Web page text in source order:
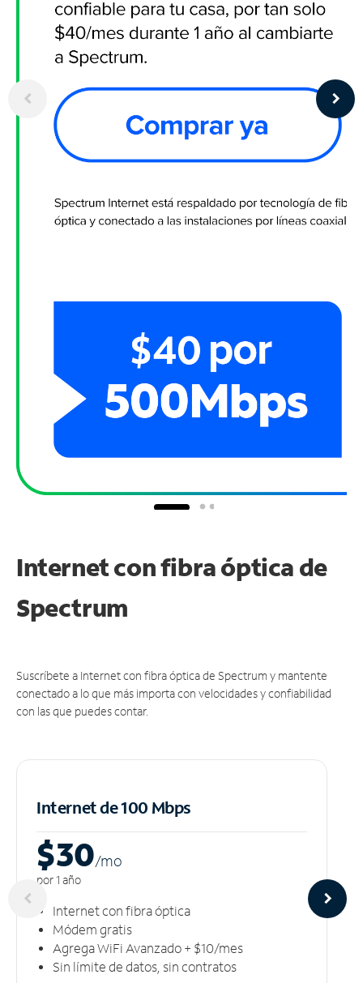
Internet con fibra óptica de
Spectrum
Suscríbete a Internet con fibra óptica de Spectrum y mantente
conectado a lo que más importa con velocidades y confiabilidad
con las que puedes contar.
Internet de 100 Mbps
$30/mo
por 1 año
Internet con fibra óptica
Módem gratis
Agrega WiFi Avanzado + $10/mes
Sin límite de datos, sin contratos